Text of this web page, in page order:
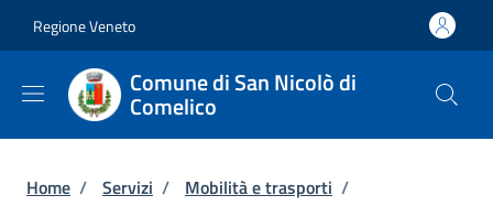
Regione Veneto
Comune di San Nicolò di
Comelico
Briciole di pane
Home / Servizi / Mobilità e trasporti /